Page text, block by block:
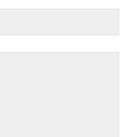
ー
*ェ
ブ